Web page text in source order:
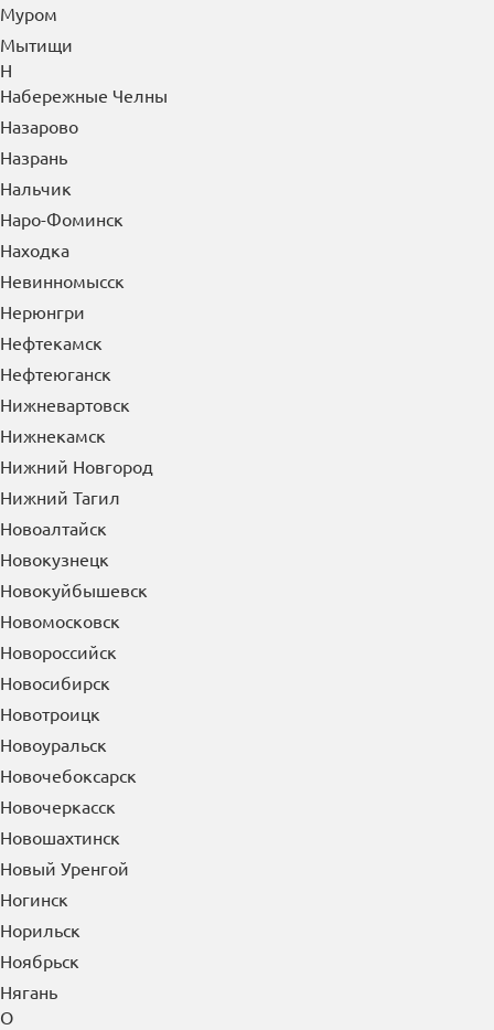
Муром
Мытищи
Н
Набережные Челны
Назарово
Назрань
Нальчик
Наро-Фоминск
Находка
Невинномысск
Нерюнгри
Нефтекамск
Нефтеюганск
Нижневартовск
Нижнекамск
Нижний Новгород
Нижний Тагил
Новоалтайск
Новокузнецк
Новокуйбышевск
Новомосковск
Новороссийск
Новосибирск
Новотроицк
Новоуральск
Новочебоксарск
Новочеркасск
Новошахтинск
Новый Уренгой
Ногинск
Норильск
Ноябрьск
Нягань
О